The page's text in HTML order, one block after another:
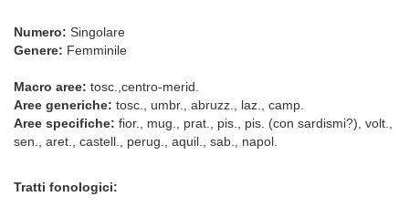
Numero: Singolare
Genere: Femminile
Macro aree: tosc.,centro-merid.
Aree generiche: tosc., umbr., abruzz., laz., camp.
Aree specifiche: fior., mug., prat., pis., pis. (con sardismi?), volt.,
sen., aret., castell., perug., aquil., sab., napol.
Tratti fonologici: